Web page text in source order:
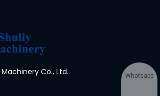
Co., Ltd. Whatsapp